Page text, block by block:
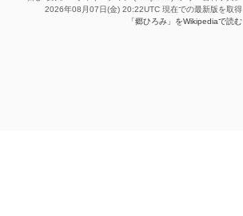
2026年08月07日(金) 20:22UTC 現在での最新版を取得
「郷ひろみ」をWikipediaで読む